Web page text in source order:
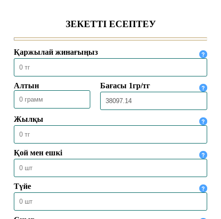
04.08.2026 1958
БАС МҮФТИ ТӨРАЛҚА МӘЖІЛІСІН
ӨТКІЗДІ
31.07.2026